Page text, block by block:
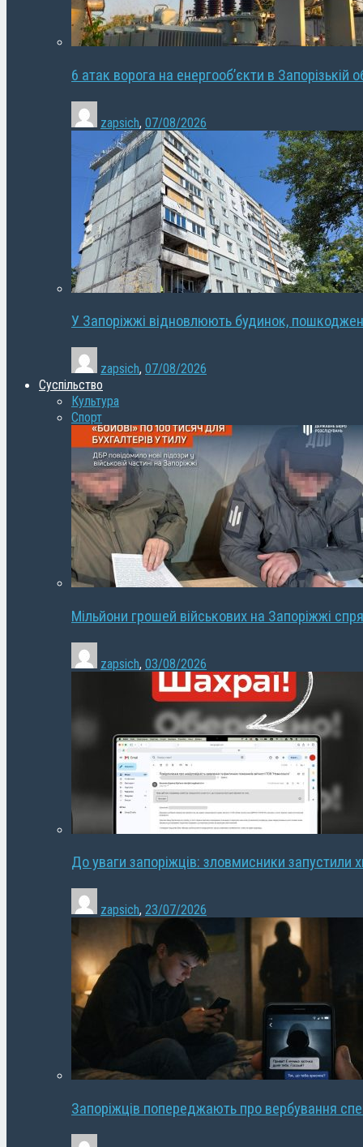
6 атак ворога на енергооб’єкти в Запорізькій
zapsich, 07/08/2026
У Запоріжжі відновлюють будинок,
zapsich, 07/08/2026
Суспільство
Культура
Спорт
Мільйони грошей військових на Запоріжжі
zapsich, 03/08/2026
До уваги запоріжців: зловмисники запустили
zapsich, 23/07/2026
Запоріжців попереджають про вербування